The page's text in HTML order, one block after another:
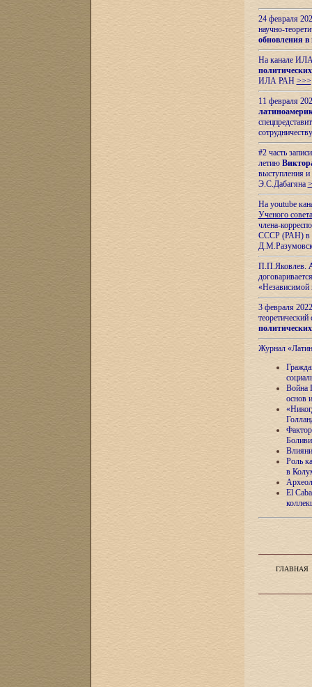
24 февраля
научно-
обновления в
На канале
ИЛА РАН >>>
11 февраля
#2 часть
летию
выступления
Э.С.Дабагяна
На youtube
Ученого
члена-
СССР (РАН) в
П.П.Яковлев.
«Независимой
3 февраля
теоретический
Журнал
Война
основ
Роль
в
El
ГЛАВНАЯ